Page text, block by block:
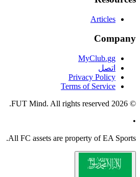
Articles
Company
MyClub.gg
اتصل
Privacy Policy
Terms of Service
©
2026
•
All FC assets are property of EA Sports.